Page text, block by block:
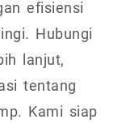
efisiensi
Hubungi
lanjut,
tentang
Kami siap